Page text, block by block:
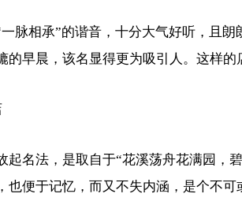
脉相承”的谐音，十分大气好听，且
的早晨，该名显得更为吸引人。这样
起名法，是取自于“花溪荡舟花满园，
也便于记忆，而又不失内涵，是个不可